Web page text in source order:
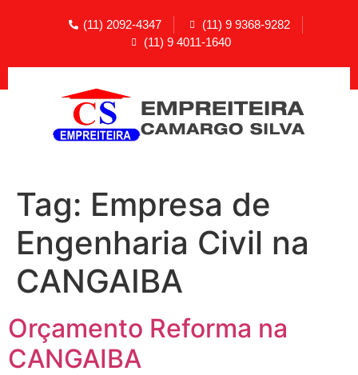
(11) 2092-4347
(11) 9 9368-9282
(11) 9 4011-1640
Tag: Empresa de
Engenharia Civil na
CANGAIBA
Orçamento Reforma na
CANGAIBA